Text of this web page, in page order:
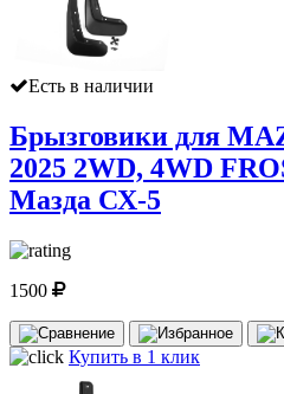
Есть в наличии
Брызговики для
2025 2WD, 4WD
Мазда СХ-5
1500
Купить в 1 клик